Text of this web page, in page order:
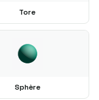
Tore
Sphère